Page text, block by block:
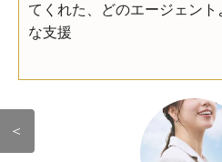
＜
てくれた、どのエージェント
な支援